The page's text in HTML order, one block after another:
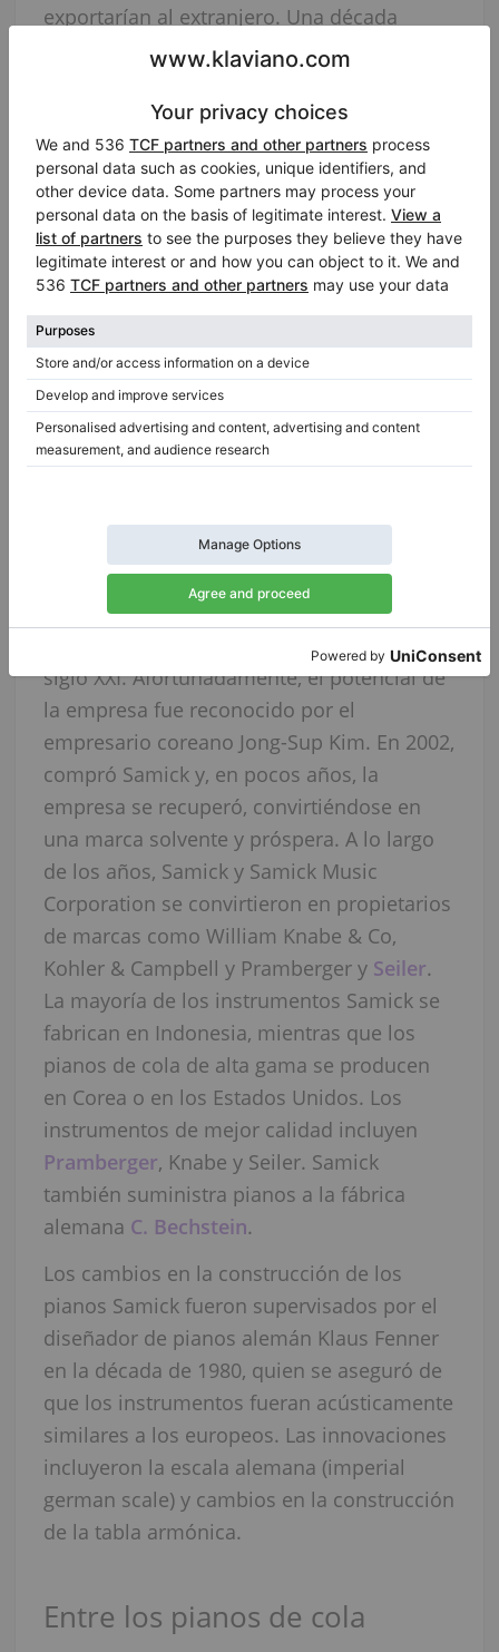
exportarían al extranjero. Una década
después de la creación del primer piano, la
trabajadores, involucrados no solo en la
producción de pianos de cola, sino
también de guitarras acústicas y eléctricas.
El crecimiento dinámico llevó a la apertura
de nuevas sucursales en California (1978),
Berlín (1980) y en la década de 1990 en
A pesar del crecimiento prometedor, una
serie de eventos desafortunados llevó a
Samick a un período difícil y, finalmente, a
la bancarrota. Las causas incluyeron la
de la moneda asiática. La situación
económica de Corea del Sur se volvió tan
difícil que la fábrica cayó en serias deudas
y declaró la bancarrota a principios del
siglo XXI. Afortunadamente, el potencial de
la empresa fue reconocido por el
empresario coreano Jong-Sup Kim. En 2002,
compró Samick y, en pocos años, la
empresa se recuperó, convirtiéndose en
una marca solvente y próspera. A lo largo
de los años, Samick y Samick Music
Corporation se convirtieron en propietarios
de marcas como William Knabe & Co,
Kohler & Campbell y Pramberger y Seiler.
La mayoría de los instrumentos Samick se
fabrican en Indonesia, mientras que los
pianos de cola de alta gama se producen
en Corea o en los Estados Unidos. Los
instrumentos de mejor calidad incluyen
Pramberger, Knabe y Seiler. Samick
también suministra pianos a la fábrica
alemana C. Bechstein.
Los cambios en la construcción de los
pianos Samick fueron supervisados por el
diseñador de pianos alemán Klaus Fenner
en la década de 1980, quien se aseguró de
que los instrumentos fueran acústicamente
similares a los europeos. Las innovaciones
incluyeron la escala alemana (imperial
german scale) y cambios en la construcción
de la tabla armónica.
Entre los pianos de cola